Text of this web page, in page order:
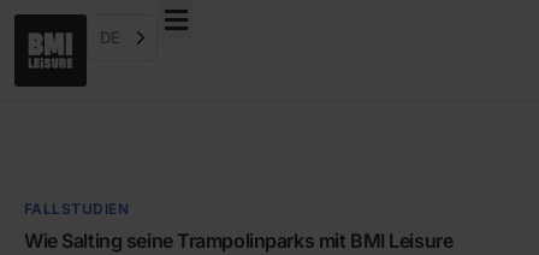
DE
FALLSTUDIEN
Wie Salting seine Trampolinparks mit BMI Leisure